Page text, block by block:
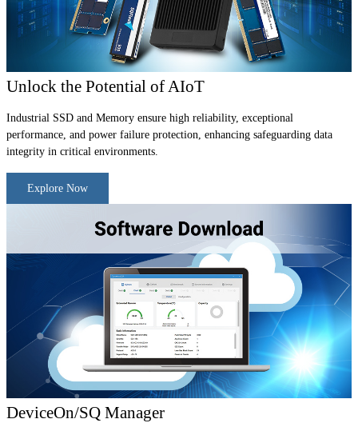
Unlock the Potential of AIoT
Industrial SSD and Memory ensure high reliability, exceptional
performance, and power failure protection, enhancing safeguarding data
integrity in critical environments.
Explore Now
DeviceOn/SQ Manager